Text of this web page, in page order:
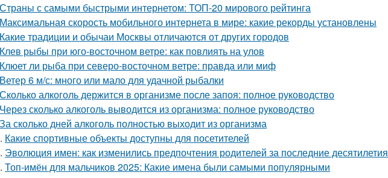
Страны с самыми быстрыми интернетом: ТОП-20 мирового рейтинга
Максимальная скорость мобильного интернета в мире: какие рекорды установлены
Какие традиции и обычаи Москвы отличаются от других городов
Клев рыбы при юго-восточном ветре: как повлиять на улов
Клюет ли рыба при северо-восточном ветре: правда или миф
Ветер 6 м/с: много или мало для удачной рыбалки
Сколько алкоголь держится в организме после запоя: полное руководство
Через сколько алкоголь выводится из организма: полное руководство
За сколько дней алкоголь полностью выходит из организма
Какие спортивные объекты доступны для посетителей
Эволюция имен: как изменились предпочтения родителей за последние десятилетия
Топ-имён для мальчиков 2025: Какие имена были самыми популярными